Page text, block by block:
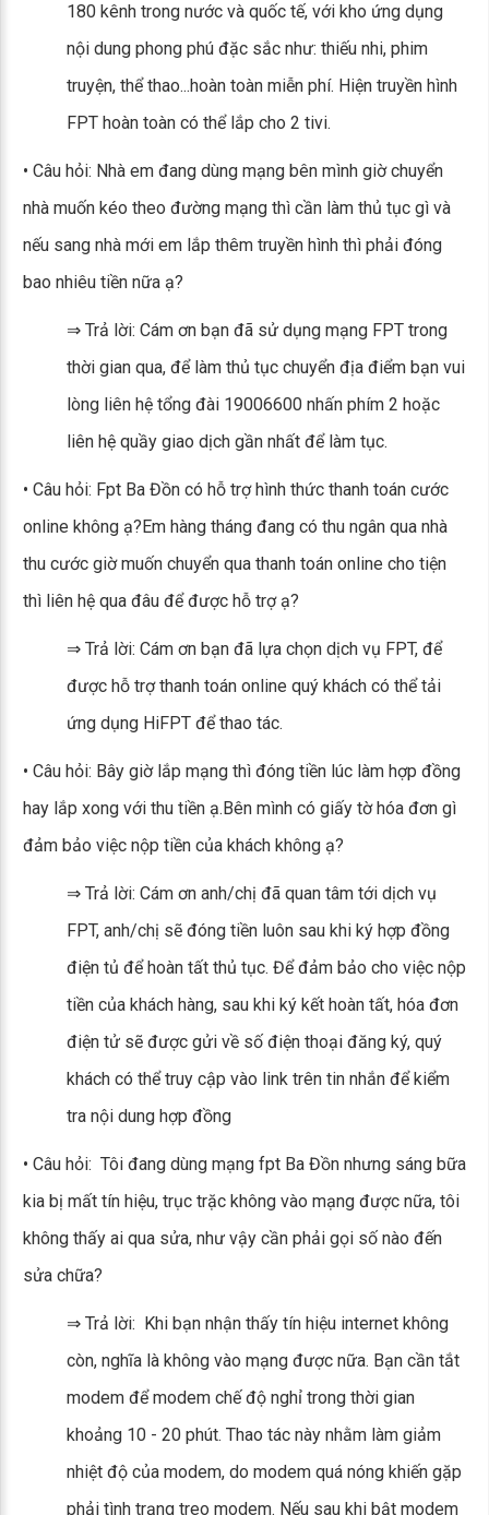
180 kênh trong nước và quốc tế, với kho ứng dụng
nội dung phong phú đặc sắc như: thiếu nhi, phim
truyện, thể thao...hoàn toàn miễn phí. Hiện truyền hình
FPT hoàn toàn có thể lắp cho 2 tivi.
• Câu hỏi: Nhà em đang dùng mạng bên mình giờ chuyển
nhà muốn kéo theo đường mạng thì cần làm thủ tục gì và
nếu sang nhà mới em lắp thêm truyền hình thì phải đóng
bao nhiêu tiền nữa ạ?
⇒ Trả lời: Cám ơn bạn đã sử dụng mạng FPT trong
thời gian qua, để làm thủ tục chuyển địa điểm bạn vui
lòng liên hệ tổng đài 19006600 nhấn phím 2 hoặc
liên hệ quầy giao dịch gần nhất để làm tục.
• Câu hỏi: Fpt Ba Đồn có hỗ trợ hình thức thanh toán cước
online không ạ?Em hàng tháng đang có thu ngân qua nhà
thu cước giờ muốn chuyển qua thanh toán online cho tiện
thì liên hệ qua đâu để được hỗ trợ ạ?
⇒ Trả lời: Cám ơn bạn đã lựa chọn dịch vụ FPT, để
được hỗ trợ thanh toán online quý khách có thể tải
ứng dụng HiFPT để thao tác.
• Câu hỏi: Bây giờ lắp mạng thì đóng tiền lúc làm hợp đồng
hay lắp xong với thu tiền ạ.Bên mình có giấy tờ hóa đơn gì
đảm bảo việc nộp tiền của khách không ạ?
⇒ Trả lời: Cám ơn anh/chị đã quan tâm tới dịch vụ
FPT, anh/chị sẽ đóng tiền luôn sau khi ký hợp đồng
điện tủ để hoàn tất thủ tục. Để đảm bảo cho việc nộp
tiền của khách hàng, sau khi ký kết hoàn tất, hóa đơn
điện tử sẽ được gửi về số điện thoại đăng ký, quý
khách có thể truy cập vào link trên tin nhắn để kiểm
tra nội dung hợp đồng
• Câu hỏi: Tôi đang dùng mạng fpt Ba Đồn nhưng sáng bữa
kia bị mất tín hiệu, trục trặc không vào mạng được nữa, tôi
không thấy ai qua sửa, như vậy cần phải gọi số nào đến
sửa chữa?
⇒ Trả lời: Khi bạn nhận thấy tín hiệu internet không
còn, nghĩa là không vào mạng được nữa. Bạn cần tắt
modem để modem chế độ nghỉ trong thời gian
khoảng 10 - 20 phút. Thao tác này nhằm làm giảm
nhiệt độ của modem, do modem quá nóng khiến gặp
phải tình trạng treo modem. Nếu sau khi bật modem